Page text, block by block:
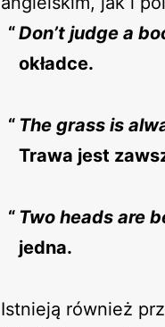
Don’t judge a
okładce.
The grass is
Trawa jest
Two heads are
jedna.
Istnieją również